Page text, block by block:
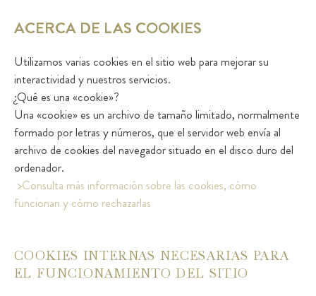
ACERCA DE LAS COOKIES
Utilizamos varias cookies en el sitio web para mejorar su
interactividad y nuestros servicios.
¿Qué es una «cookie»?
Una «cookie» es un archivo de tamaño limitado, normalmente
formado por letras y números, que el servidor web envía al
archivo de cookies del navegador situado en el disco duro del
ordenador.
>Consulta más información sobre las cookies, cómo
funcionan y cómo rechazarlas
COOKIES INTERNAS NECESARIAS PARA
EL FUNCIONAMIENTO DEL SITIO